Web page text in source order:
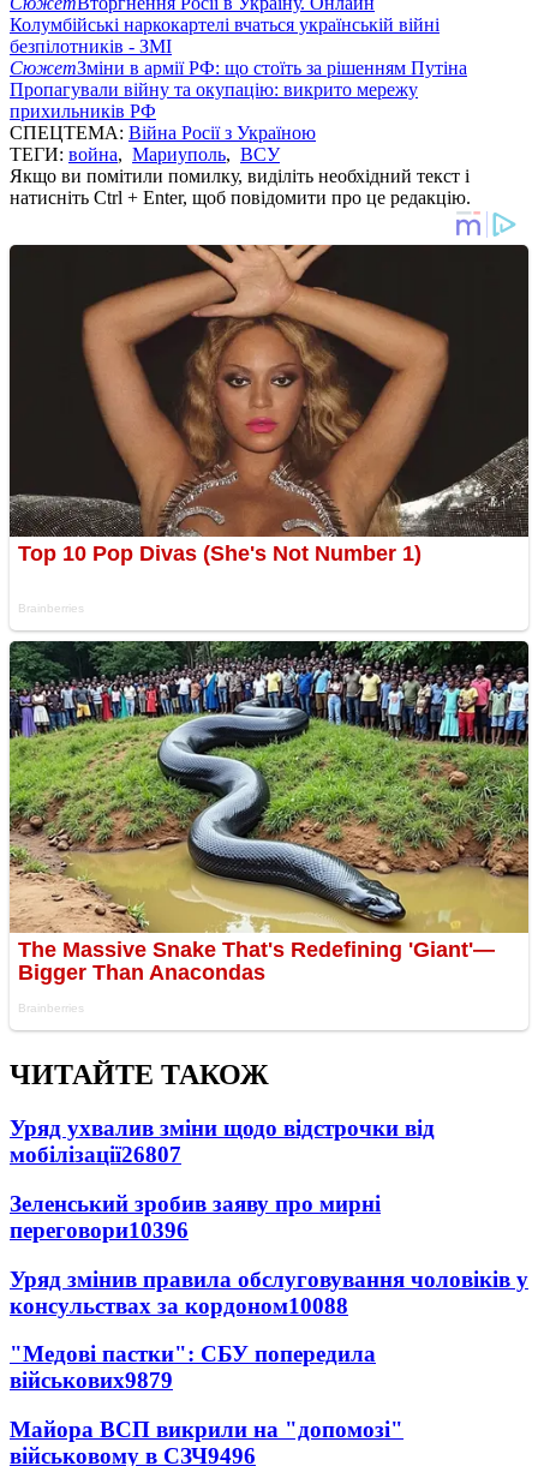
Колумбійські наркокартелі вчаться українській війні
безпілотників - ЗМІ
СюжетЗміни в армії РФ: що стоїть за рішенням Путіна
Пропагували війну та окупацію: викрито мережу
прихильників РФ
СПЕЦТЕМА: Війна Росії з Україною
ТЕГИ: война, Мариуполь, ВСУ
Якщо ви помітили помилку, виділіть необхідний текст і
натисніть Ctrl + Enter, щоб повідомити про це редакцію.
ЧИТАЙТЕ ТАКОЖ
Уряд ухвалив зміни щодо відстрочки від
мобілізації26807
Зеленський зробив заяву про мирні
переговори10396
Уряд змінив правила обслуговування чоловіків у
консульствах за кордоном10088
"Медові пастки": СБУ попередила
військових9879
Майора ВСП викрили на "допомозі"
військовому в СЗЧ9496